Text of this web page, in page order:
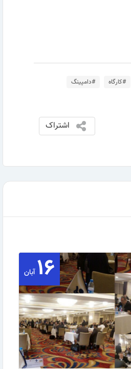
#کارگاه
#دامپینگ
اشتراک
۱۶ آبان